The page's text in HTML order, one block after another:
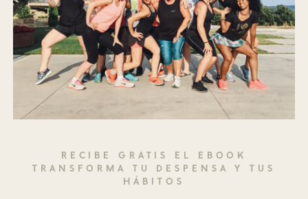
RECIBE GRATIS EL EBOOK
TRANSFORMA TU DESPENSA Y TUS
HÁBITOS